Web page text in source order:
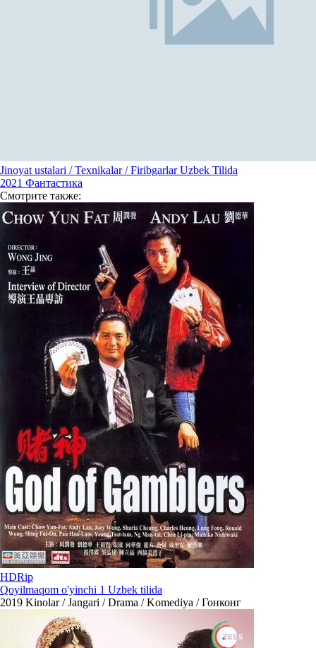
Jinoyat ustalari / Texnikalar / Firibgarlar Uzbek Tilida
2021 Фантастика
Смотрите также:
HDRip
Qoyilmaqom o'yinchi 1 Uzbek tilida
2019 Kinolar / Jangari / Drama / Komediya / Гонконг